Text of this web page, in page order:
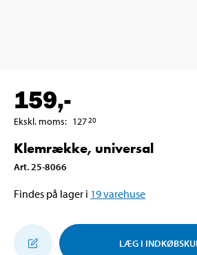
159,-
Ekskl. moms: 12720
Klemrække, universal
Art. 25-8066
Findes på lager i 19varehuse
LÆG I